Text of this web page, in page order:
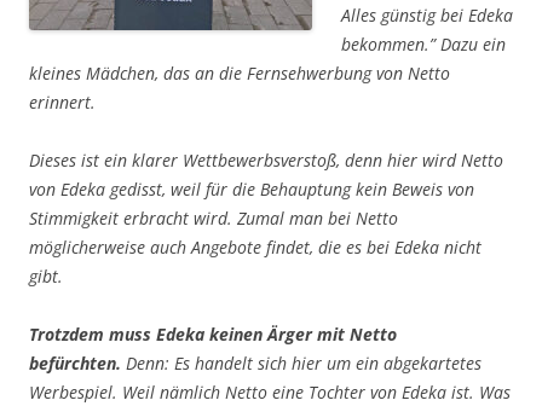
Alles günstig bei Edeka
bekommen.”Dazu ein
kleines Mädchen, das an die Fernsehwerbung von Netto
erinnert.
Dieses ist ein klarer Wettbewerbsverstoß, denn hier wird Netto
von Edeka gedisst, weil für die Behauptung kein Beweis von
Stimmigkeit erbracht wird. Zumal man bei Netto
möglicherweise auch Angebote findet, die es bei Edeka nicht
gibt.
Trotzdem muss Edeka keinen Ärger mit Netto
befürchten. Denn: Es handelt sich hier um ein abgekartetes
Werbespiel. Weil nämlich Netto eine Tochter von Edeka ist. Was